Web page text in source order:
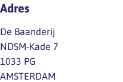
Adres
De Baanderij
NDSM-Kade 7
1033 PG
AMSTERDAM